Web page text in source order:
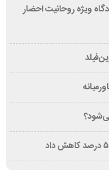
ویژه روحانیت احضار